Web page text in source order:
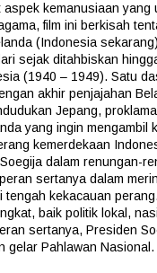
kemanusiaan yang
film ini berkisah
(Indonesia
sejak ditahbiskan
(1940 – 1949). Satu
akhir penjajahan
Jepang,
yang ingin mengambil
kemerdekaan
dalam renungan-
sertanya dalam
tengah kekacauan
baik politik lokal,
sertanya, Presiden
gelar Pahlawan Nasional.